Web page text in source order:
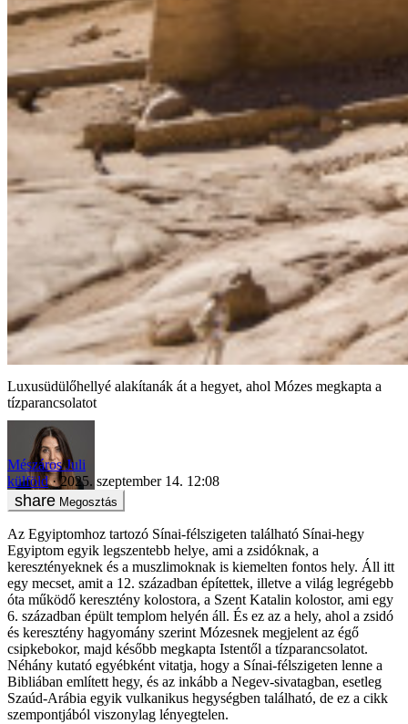
Luxusüdülőhellyé alakítanák át a hegyet, ahol Mózes megkapta a
tízparancsolatot
Mészáros Juli
külföld
2025. szeptember 14. 12:08
Megosztás
Az Egyiptomhoz tartozó Sínai-félszigeten található Sínai-hegy
Egyiptom egyik legszentebb helye, ami a zsidóknak, a
keresztényeknek és a muszlimoknak is kiemelten fontos hely. Áll itt
egy mecset, amit a 12. században építettek, illetve a világ legrégebb
óta működő keresztény kolostora, a Szent Katalin kolostor, ami egy
6. században épült templom helyén áll. És ez az a hely, ahol a zsidó
és keresztény hagyomány szerint Mózesnek megjelent az égő
csipkebokor, majd később megkapta Istentől a tízparancsolatot.
Néhány kutató egyébként vitatja, hogy a Sínai-félszigeten lenne a
Bibliában említett hegy, és az inkább a Negev-sivatagban, esetleg
Szaúd-Arábia egyik vulkanikus hegységben található, de ez a cikk
szempontjából viszonylag lényegtelen.